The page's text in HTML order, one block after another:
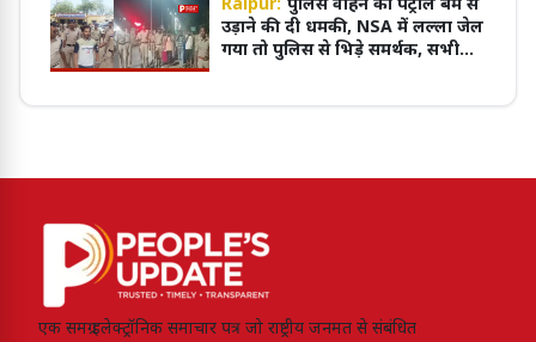
Raipur: पुलिस वाहन को पेट्रोल बम से
उड़ाने की दी धमकी, NSA में लल्ला जेल
गया तो पुलिस से भिड़े समर्थक, सभी
एक समग्र इलेक्ट्रॉनिक समाचार पत्र जो राष्ट्रीय जनमत से संबंधित